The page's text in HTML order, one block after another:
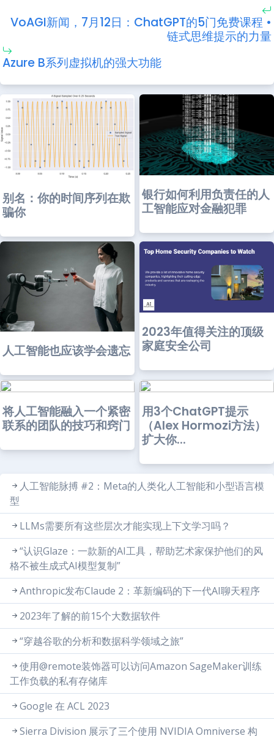
VoAGI新闻，7月12日：ChatGPT的5门免费课程 •
链式思维提示的力量
Azure B系列虚拟机的强大功能
别名：你的时间序列在欺
骗你
银行如何利用负责任的人
工智能应对金融犯罪
人工智能也应该学会遗忘
2023年值得关注的顶级
家庭安全公司
将人工智能融入一个紧密
联系的团队的技巧和窍门
用3个ChatGPT提示
（Alex Hormozi方法）
扩大你...
人工智能脉搏 #2：Meta的人类化人工智能和小型语言模
型
LLMs需要所有这些层次才能实现上下文学习吗？
“认识Glaze：一款新的AI工具，帮助艺术家保护他们的风
格不被生成式AI模型复制”
Anthropic发布Claude 2：革新编码的下一代AI聊天程序
2023年了解的前15个大数据软件
“穿越谷歌的分析和数据科学领域之旅”
使用@remote装饰器可以访问Amazon SageMaker训练
工作负载的私有存储库
Google 在 ACL 2023
Sierra Division 展示了三个使用 NVIDIA Omniverse 构